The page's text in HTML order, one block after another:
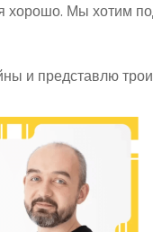
хорошо. Мы хотим
и представлю